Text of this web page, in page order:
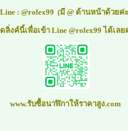
Line :@rolex99 (มี @ ด้านหน้าด้วยค่
ลิ่งค์นี้เพื่อเข้า Line @rolex99 ได้เลย
www.รับซื้อนาฬิกาให้ราคาสูง.com